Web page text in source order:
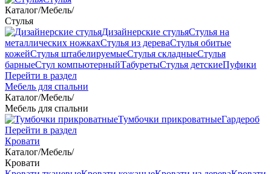
Каталог/Мебель/
Стулья
Дизайнерские стульяСтулья на
металлических ножкахСтулья из дереваСтулья обитые
кожейСтулья штабелируемыеСтулья складныеСтулья
барныеСтул компьютерныйТабуретыСтулья детскиеПуфики
Перейти в раздел
Мебель для спальни
Каталог/Мебель/
Мебель для спальни
Тумбочки прикроватныеГардероб
Перейти в раздел
Кровати
Каталог/Мебель/
Кровати